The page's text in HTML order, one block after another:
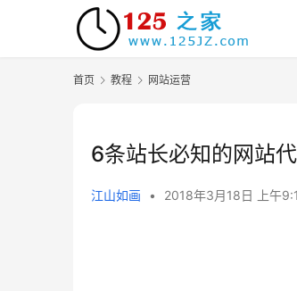
首页 教程 网站运营
6条站长必知的网站
江山如画 • 2018年3月18日 上午